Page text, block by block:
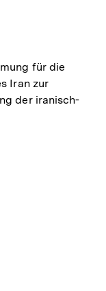
für die
Iran zur
der iranisch-